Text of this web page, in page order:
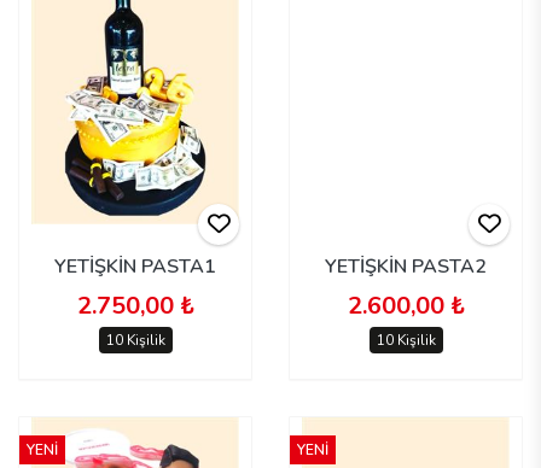
YETİŞKİN PASTA1
2.750,00 ₺
10 Kişilik
YETİŞKİN PASTA2
2.600,00 ₺
10 Kişilik
YENİ YENİ